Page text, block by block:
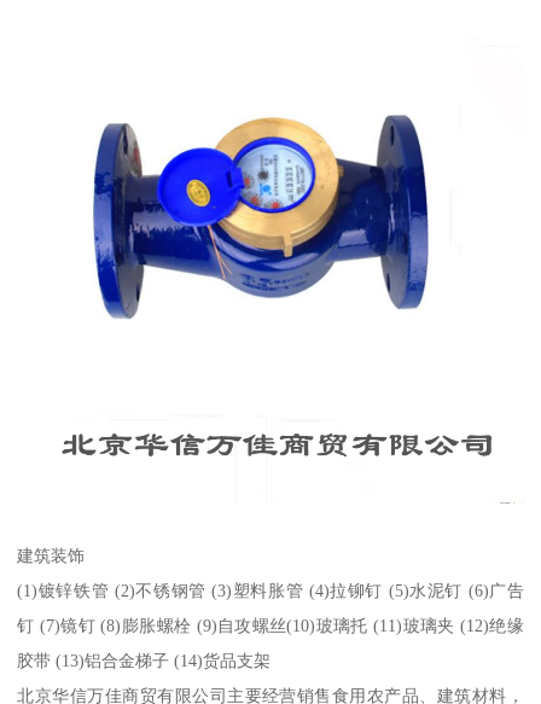
建筑装饰
(1)镀锌铁管 (2)不锈钢管 (3)塑料胀管 (4)拉铆钉 (5)水泥钉 (6)广告
钉 (7)镜钉 (8)膨胀螺栓 (9)自攻螺丝(10)玻璃托 (11)玻璃夹 (12)绝缘
胶带 (13)铝合金梯子 (14)货品支架
北京华信万佳商贸有限公司主要经营销售食用农产品、建筑材料，